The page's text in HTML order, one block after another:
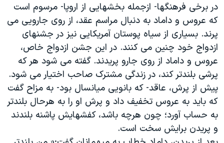
در برخی فرهنگها- ازجمله بخشهایی از اروپا- مرسوم است
که عروس و داماد به دنبال مراسم عقد، از روی جارویی می
پرند. بسیاری از سیاه پوستان آمریکایی نیز در جشنهای
ازدواج خود چنین می کنند. در این جشن ازدواج خاص،
عروس و داماد از روی جارو پریدند. گفته می شود هر که
پرشی بلندتر کند، در زندگی مشترک صاحب اختیار می شود.
پیش از پرش، عاقد- که بانویی میانسال بود- به مزاح گفت
که باید به عروس تخفیف داد و پرش او را به هرحال بلندتر
به حساب آورد؛ چون هرچه باشد، کفشهایش پاشنه بلندند
و پریدن برایش سخت است.